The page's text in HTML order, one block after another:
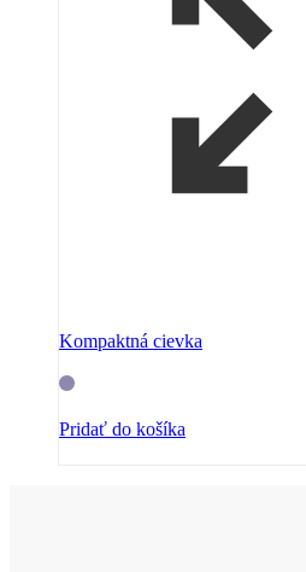
Kompaktná cievka
Pridať do košíka